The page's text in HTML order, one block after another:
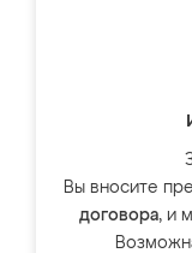
Вы вносите
договора, и